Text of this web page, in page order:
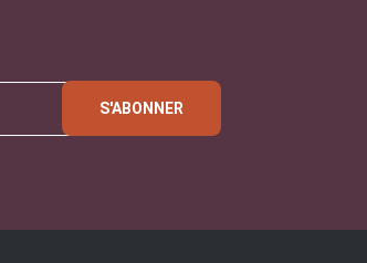
S'ABONNER